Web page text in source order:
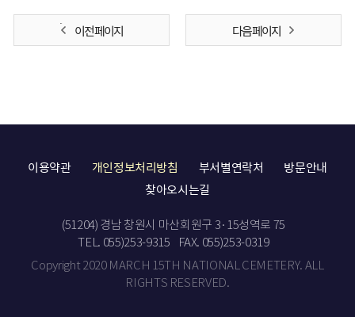
이전 페이지 다음 페이지
이용약관 개인정보처리방침 부서별연락처
방문안내
찾아오시는길
(51204) 경남 창원시 마산회원구 3·15성역로 75
TEL. 055)253-9315
FAX. 055)253-0319
Copyright 2020 MARCH 15TH NATIONAL CEMETERY. ALL
RIGHTS RESERVED.